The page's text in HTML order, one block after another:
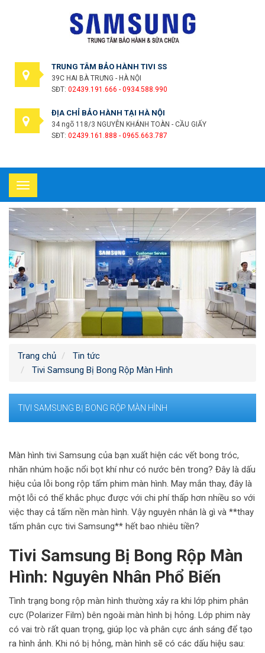
TRUNG TÂM BẢO HÀNH TIVI SS
39C HAI BÀ TRƯNG - HÀ NỘI
SĐT: 02439.191.666 - 0934.588.990
ĐỊA CHỈ BẢO HÀNH TẠI HÀ NỘI
34 ngõ 118/3 NGUYỄN KHÁNH TOÀN - CẦU GIẤY
SĐT: 02439.161.888 - 0965.663.787
Toggle
navigation
Trang chủ
Tin tức
Tivi Samsung Bị Bong Rộp Màn Hình
TIVI SAMSUNG BỊ BONG RỘP MÀN HÌNH
Màn hình tivi Samsung của bạn xuất hiện các vết bong tróc,
nhăn nhúm hoặc nổi bọt khí như có nước bên trong? Đây là dấu
hiệu của lỗi bong rộp tấm phim màn hình. May mắn thay, đây là
một lỗi có thể khắc phục được với chi phí thấp hơn nhiều so với
việc thay cả tấm nền màn hình. Vậy nguyên nhân là gì và **thay
tấm phân cực tivi Samsung** hết bao nhiêu tiền?
Tivi Samsung Bị Bong Rộp Màn
Hình: Nguyên Nhân Phổ Biến
Tình trạng bong rộp màn hình thường xảy ra khi lớp phim phân
cực (Polarizer Film) bên ngoài màn hình bị hỏng. Lớp phim này
có vai trò rất quan trọng, giúp lọc và phân cực ánh sáng để tạo
ra hình ảnh. Khi nó bị hỏng, màn hình sẽ có các dấu hiệu sau: